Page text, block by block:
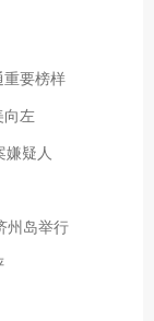
要榜样
向左
嫌疑人
州岛举行